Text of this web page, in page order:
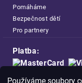
Používáme soubory
Pomáháme
Bezpečnost dětí
Pro partnery
Platba:
Doprava: